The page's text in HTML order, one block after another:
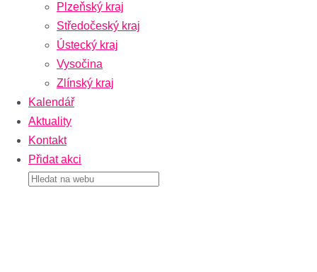
Plzeňský kraj
Středočeský kraj
Ústecký kraj
Vysočina
Zlínský kraj
Kalendář
Aktuality
Kontakt
Přidat akci